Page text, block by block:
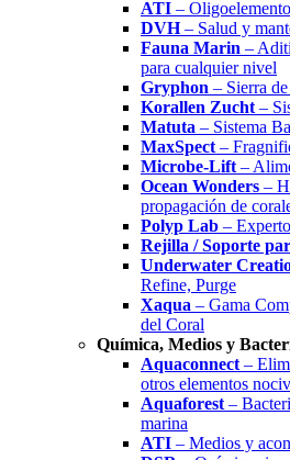
ATI –
DVH– Salud y
Fauna Marin –
para cualquier nivel
Gryphon – Sierra
Korallen Zucht –
Matuta – Sistema
MaxSpect –
Microbe-Lift –
Ocean Wonders –
propagación de
Polyp Lab –
Rejilla / Soporte
Underwater
Refine, Purge
Xaqua – Gama
del Coral
Química, Medios y
Aquaconnect –
otros elementos
Aquaforest –
marina
ATI – Medios y